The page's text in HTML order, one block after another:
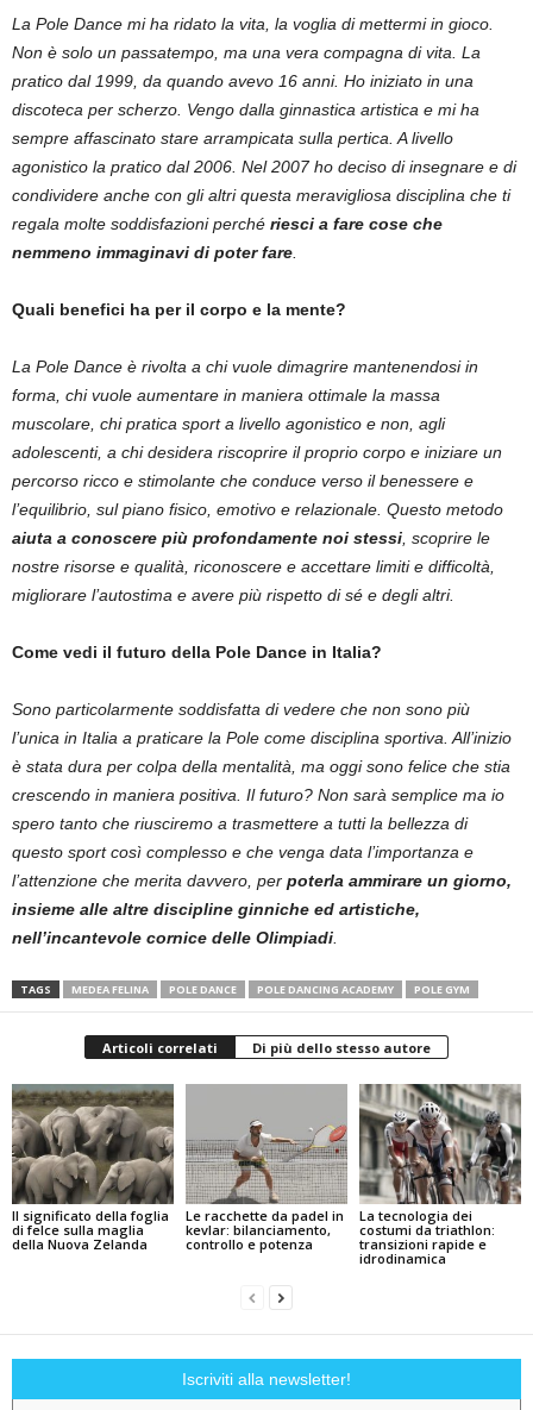
La Pole Dance mi ha ridato la vita, la voglia di mettermi in gioco.
Non è solo un passatempo, ma una vera compagna di vita. La
pratico dal 1999, da quando avevo 16 anni. Ho iniziato in una
discoteca per scherzo. Vengo dalla ginnastica artistica e mi ha
sempre affascinato stare arrampicata sulla pertica. A livello
agonistico la pratico dal 2006. Nel 2007 ho deciso di insegnare e di
condividere anche con gli altri questa meravigliosa disciplina che ti
regala molte soddisfazioni perché riesci a fare cose che
nemmeno immaginavi di poter fare
Quali benefici ha per il corpo e la mente?
La Pole Dance è rivolta a chi vuole dimagrire mantenendosi in
forma, chi vuole aumentare in maniera ottimale la massa
muscolare, chi pratica sport a livello agonistico e non, agli
adolescenti, a chi desidera riscoprire il proprio corpo e iniziare un
percorso ricco e stimolante che conduce verso il benessere e
l’equilibrio, sul piano fisico, emotivo e relazionale. Questo metodo
aiuta a conoscere più profondamente noi stessi , scoprire le
nostre risorse e qualità, riconoscere e accettare limiti e difficoltà,
migliorare l’autostima e avere più rispetto di sé e degli altri.
Come vedi il futuro della Pole Dance in Italia?
Sono particolarmente soddisfatta di vedere che non sono più
l’unica in Italia a praticare la Pole come disciplina sportiva. All’inizio
è stata dura per colpa della mentalità, ma oggi sono felice che stia
crescendo in maniera positiva. Il futuro? Non sarà semplice ma io
spero tanto che riusciremo a trasmettere a tutti la bellezza di
questo sport così complesso e che venga data l’importanza e
l’attenzione che merita davvero, per poterla ammirare un giorno,
insieme alle altre discipline ginniche ed artistiche,
nell’incantevole cornice delle Olimpiadi
TAGS MEDEA FELINA POLE DANCE POLE DANCING ACADEMY POLE GYM
Articoli correlati Di più dello stesso autore
Il significato della foglia
di felce sulla maglia
della Nuova Zelanda
Le racchette da padel in
kevlar: bilanciamento,
controllo e potenza
La tecnologia dei
costumi da triathlon:
transizioni rapide e
idrodinamica
Iscriviti alla newsletter!